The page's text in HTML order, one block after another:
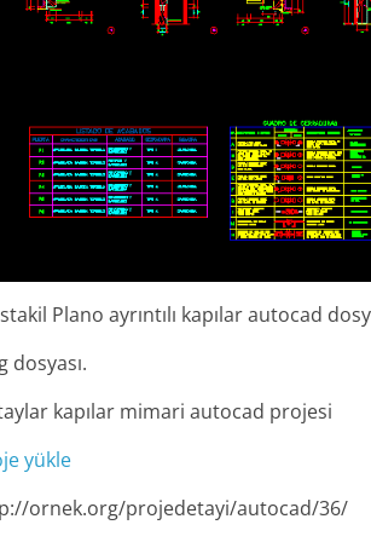
Plano ayrıntılı kapılar autocad
dosyası.
kapılar mimari autocad projesi
yükle
ornek.org/projedetayi/autocad/36/